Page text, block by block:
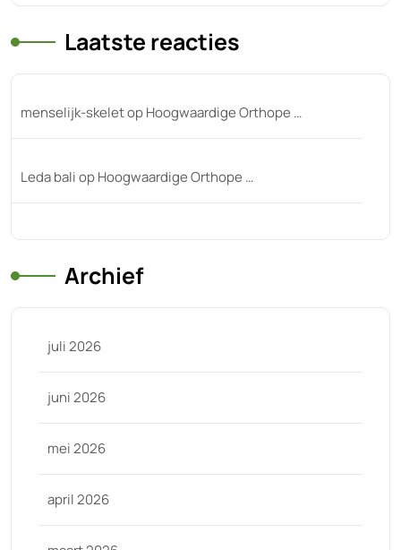
Laatste reacties
menselijk-skeletopHoogwaardige Orthope …
Leda baliopHoogwaardige Orthope …
Archief
juli 2026
juni 2026
mei 2026
april 2026